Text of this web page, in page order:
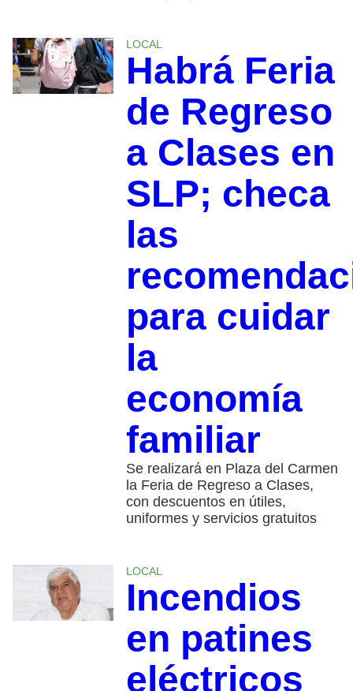
LOCAL
Habrá Feria
de Regreso
a Clases en
SLP; checa
las
para cuidar
la
economía
familiar
Se realizará en Plaza del Carmen
la Feria de Regreso a Clases,
con descuentos en útiles,
uniformes y servicios gratuitos
LOCAL
Incendios
en patines
eléctricos